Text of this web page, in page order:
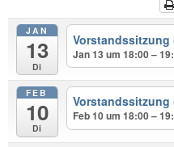
JAN
13
Di
Vorstandssitzung
Jan 13 um 18:00 –
FEB
10
Di
Vorstandssitzung
Feb 10 um 18:00 –